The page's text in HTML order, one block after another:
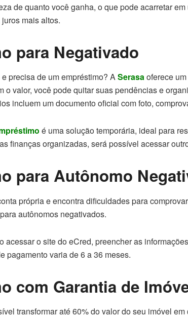
de quanto você ganha, o que pode acarretar
mais altos.
para Negativado
precisa de um empréstimo? ASerasaoferece
o valor, você pode quitar suas pendências e
incluem um documento oficial com foto,
é uma solução temporária, ideal para
finanças organizadas, será possível acessar
para Autônomo
própria e encontra dificuldades para
autônomos negativados.
acessar o site do eCred, preencher as
pagamento varia de 6 a 36 meses.
com Garantia de
transformar até 60% do valor do seu imóvel em